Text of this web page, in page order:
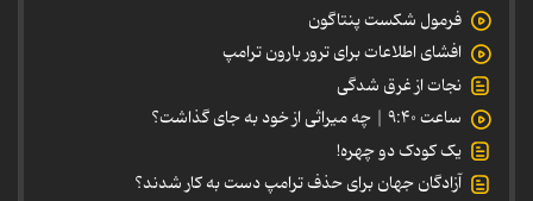
فرمول شکست پنتاگون
افشای اطلاعات برای ترور بارون ترامپ
نجات از غرق شدگی
ساعت ۹:۴۰ | چه میراثی از خود به جای گذاشت؟
یک کودک دو چهره!
آزادگان جهان برای حذف ترامپ دست به کار شدند؟